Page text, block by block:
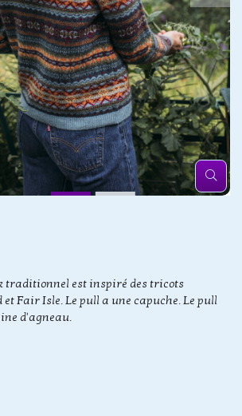
traditionnel est inspiré des tricots
Fair Isle. Le pull a une capuche. Le pull
d'agneau.